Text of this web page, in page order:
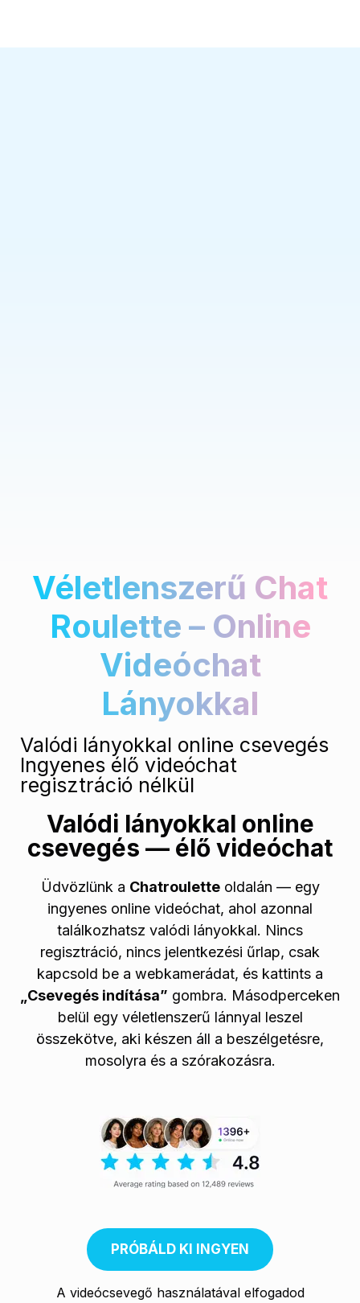
Véletlenszerű Chat
Roulette – Online
Videóchat
Lányokkal
Valódi lányokkal online csevegés
Ingyenes élő videóchat
regisztráció nélkül
Valódi lányokkal online
csevegés — élő videóchat
Üdvözlünk a Chatrouletteoldalán — egy
ingyenes online videóchat, ahol azonnal
találkozhatsz valódi lányokkal. Nincs
regisztráció, nincs jelentkezési űrlap, csak
kapcsold be a webkamerádat, és kattints a
„Csevegés indítása” gombra. Másodperceken
belül egy véletlenszerű lánnyal leszel
összekötve, aki készen áll a beszélgetésre,
mosolyra és a szórakozásra.
PRÓBÁLD KI INGYEN
A videócsevegő használatával elfogadod